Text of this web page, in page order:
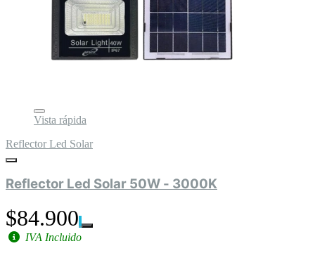
Vista rápida
Reflector Led Solar
Reflector Led Solar 50W - 3000K
$84.900
IVA Incluido